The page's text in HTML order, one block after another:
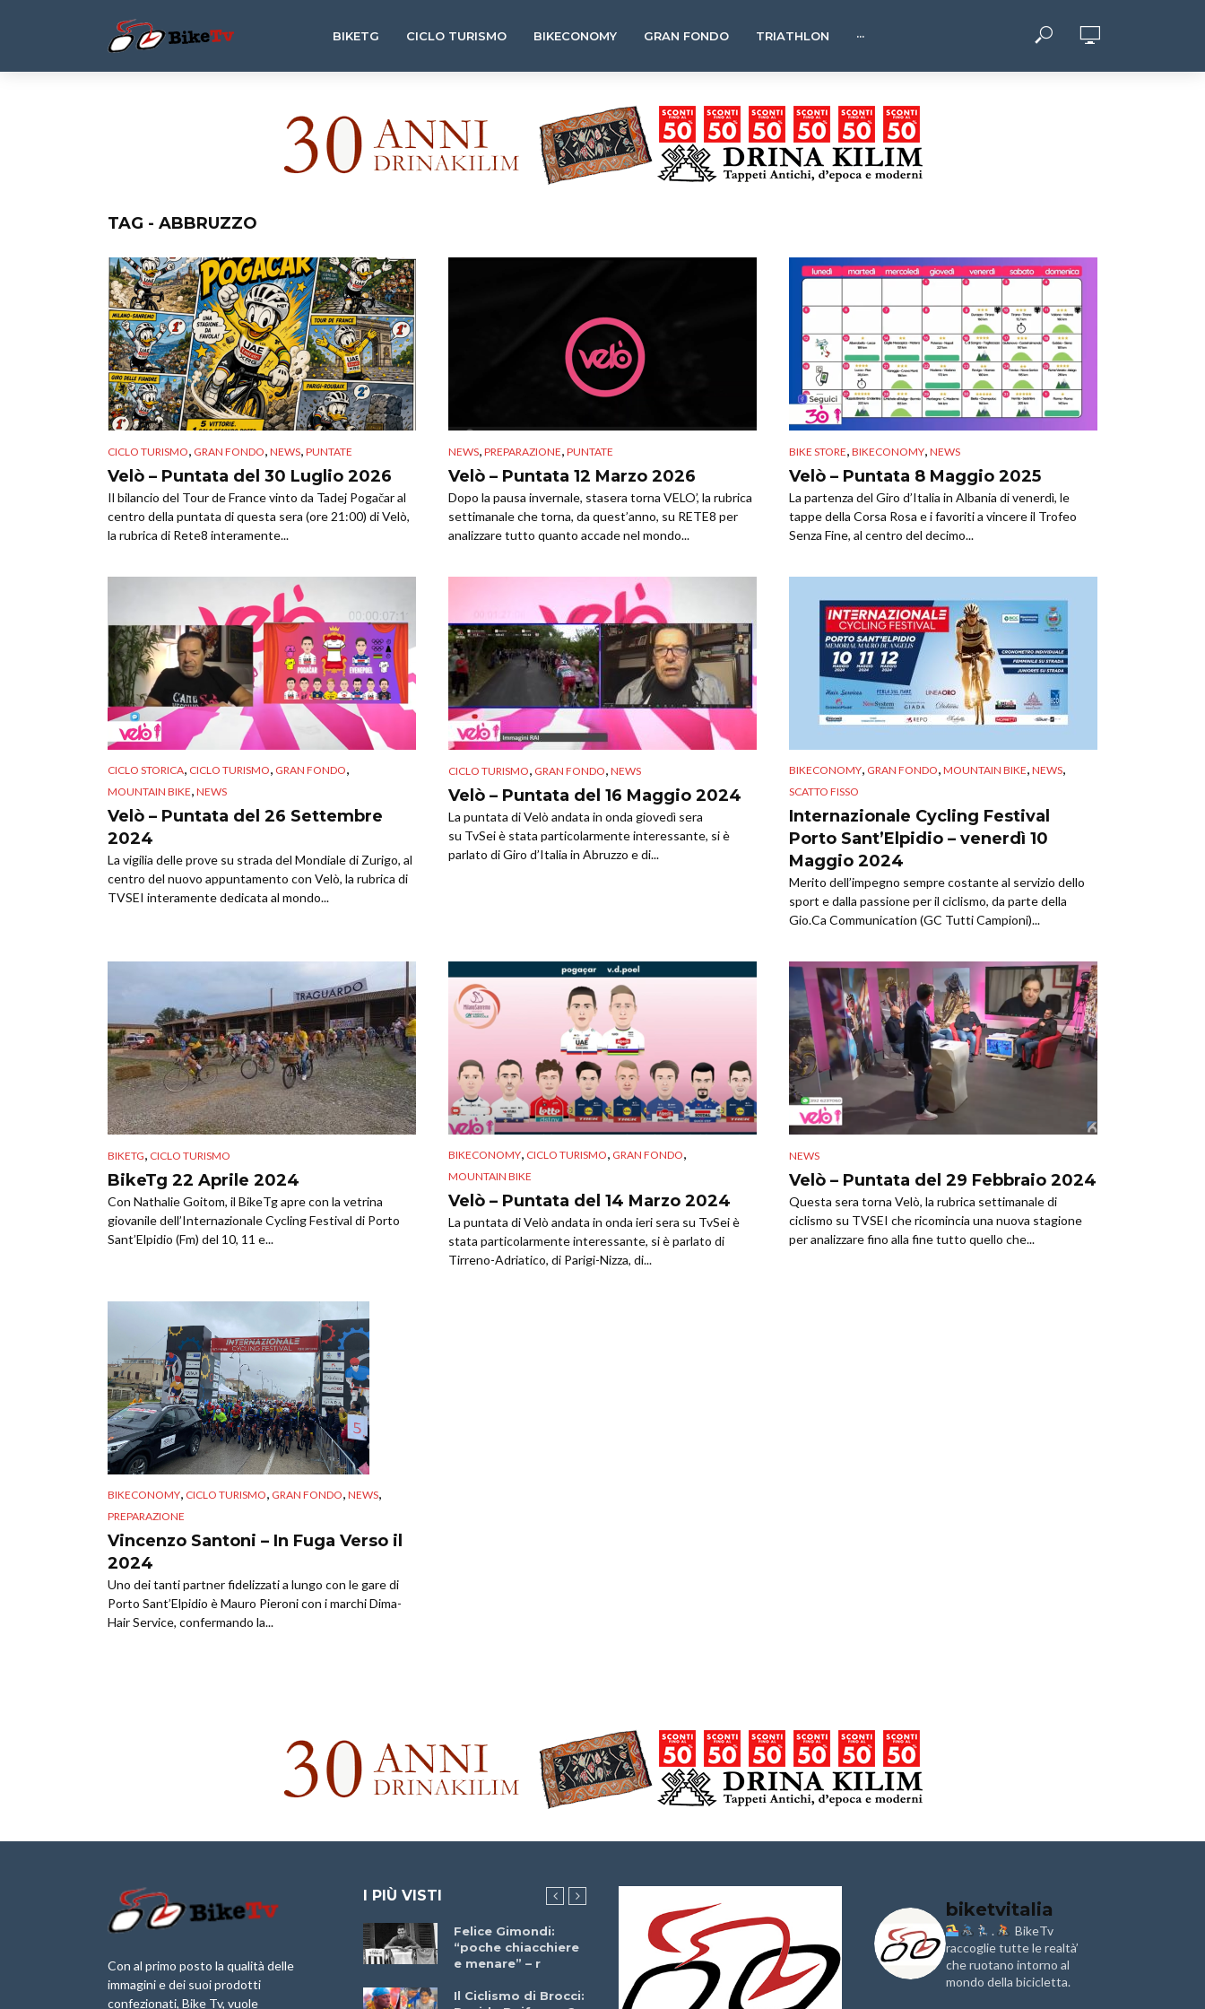
BIKETG CICLO TURISMO BIKECONOMY GRAN FONDO TRIATHLON ···
TAG - ABBRUZZO
CICLO TURISMO, GRAN FONDO, NEWS, PUNTATE
Velò – Puntata del 30 Luglio 2026
Il bilancio del Tour de France vinto da Tadej Pogačar al
centro della puntata di questa sera (ore 21:00) di Velò,
la rubrica di Rete8 interamente...
NEWS, PREPARAZIONE, PUNTATE
Velò – Puntata 12 Marzo 2026
Dopo la pausa invernale, stasera torna VELO’, la rubrica
settimanale che torna, da quest’anno, su RETE8 per
analizzare tutto quanto accade nel mondo...
BIKE STORE, BIKECONOMY, NEWS
Velò – Puntata 8 Maggio 2025
La partenza del Giro d’Italia in Albania di venerdì, le
tappe della Corsa Rosa e i favoriti a vincere il Trofeo
Senza Fine, al centro del decimo...
CICLO STORICA, CICLO TURISMO, GRAN FONDO,
MOUNTAIN BIKE, NEWS
Velò – Puntata del 26 Settembre
2024
La vigilia delle prove su strada del Mondiale di Zurigo, al
centro del nuovo appuntamento con Velò, la rubrica di
TVSEI interamente dedicata al mondo...
CICLO TURISMO, GRAN FONDO, NEWS
Velò – Puntata del 16 Maggio 2024
La puntata di Velò andata in onda giovedì sera
su TvSei è stata particolarmente interessante, si è
parlato di Giro d’Italia in Abruzzo e di...
BIKECONOMY, GRAN FONDO, MOUNTAIN BIKE, NEWS,
SCATTO FISSO
Internazionale Cycling Festival
Porto Sant’Elpidio – venerdì 10
Maggio 2024
Merito dell’impegno sempre costante al servizio dello
sport e dalla passione per il ciclismo, da parte della
Gio.Ca Communication (GC Tutti Campioni)...
BIKETG CICLO TURISMO
BikeTg 22 Aprile 2024
Con Nathalie Goitom, il BikeTg apre con la vetrina
giovanile dell’Internazionale Cycling Festival di Porto
Sant’Elpidio (Fm) del 10, 11 e...
BIKECONOMY, CICLO TURISMO, GRAN FONDO,
MOUNTAIN BIKE
Velò – Puntata del 14 Marzo 2024
La puntata di Velò andata in onda ieri sera su TvSei è
stata particolarmente interessante, si è parlato di
Tirreno-Adriatico, di Parigi-Nizza, di...
NEWS
Velò – Puntata del 29 Febbraio 2024
Questa sera torna Velò, la rubrica settimanale di
ciclismo su TVSEI che ricomincia una nuova stagione
per analizzare fino alla fine tutto quello che...
BIKECONOMY CICLO TURISMO GRAN FONDO NEWS
PREPARAZIONE
Vincenzo Santoni – In Fuga Verso il
2024
Uno dei tanti partner fidelizzati a lungo con le gare di
Porto Sant’Elpidio è Mauro Pieroni con i marchi Dima-
Hair Service, confermando la...
Con al primo posto la qualità delle
immagini e dei suoi prodotti
confezionati, Bike Tv, vuole
I PIÙ VISTI
Marathon 2025”
Felice Gimondi:
“poche chiacchiere
e menare” – r
Il Ciclismo di Brocci:
Brocci Incontra
Giuseppe Martinelli
– r
Granfondo
Internazionale
Laigueglia 22
Febbraio 2026
biketvitalia
.
BikeTv
raccoglie tutte le realtà’
che ruotano intorno al
mondo della bicicletta.